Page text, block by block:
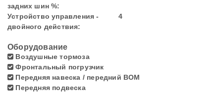
задних шин %:
Устройство управления -
двойного действия:
4
Оборудование
Воздушные тормоза
Фронтальный погрузчик
Передняя навеска / передний ВОМ
Передняя подвеска